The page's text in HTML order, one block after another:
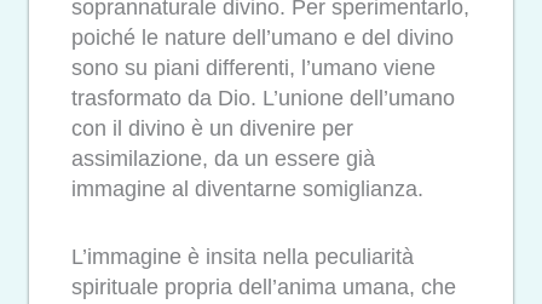
soprannaturale divino. Per sperimentarlo,
poiché le nature dell’umano e del divino
sono su piani differenti, l’umano viene
trasformato da Dio. L’unione dell’umano
con il divino è un divenire per
assimilazione, da un essere già
immagine al diventarne somiglianza.
L’immagine è insita nella peculiarità
spirituale propria dell’anima umana, che